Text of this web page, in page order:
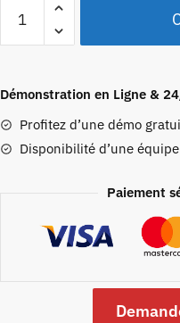
Démonstration en Ligne &
Profitez d’une démo
Disponibilité d’une
Paiement